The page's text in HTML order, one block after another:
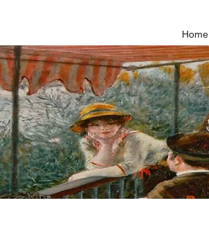
Home